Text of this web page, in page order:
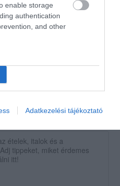
enable storage
authentication
and other
Adatkezelési tájékoztató
fáradt vendégeknek
biztos hogy van
kivárni, amíg feltűnik